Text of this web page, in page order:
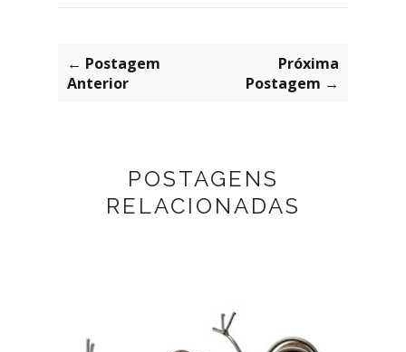
← Postagem
Anterior
Próxima
Postagem →
POSTAGENS
RELACIONADAS